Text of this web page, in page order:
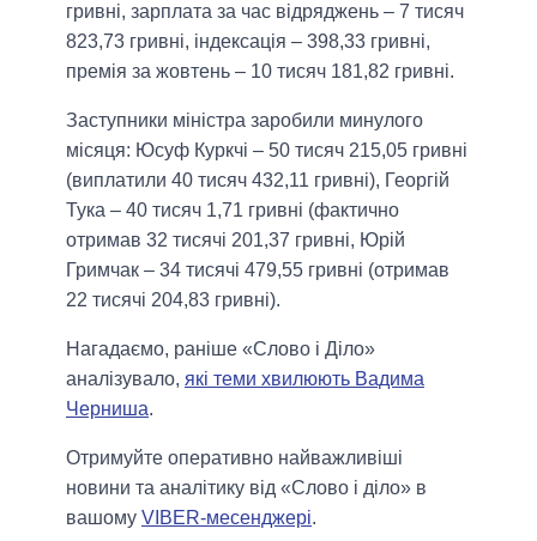
гривні, зарплата за час відряджень – 7 тисяч
823,73 гривні, індексація – 398,33 гривні,
премія за жовтень – 10 тисяч 181,82 гривні.
Заступники міністра заробили минулого
місяця: Юсуф Куркчі – 50 тисяч 215,05 гривні
(виплатили 40 тисяч 432,11 гривні), Георгій
Тука – 40 тисяч 1,71 гривні (фактично
отримав 32 тисячі 201,37 гривні, Юрій
Гримчак – 34 тисячі 479,55 гривні (отримав
22 тисячі 204,83 гривні).
Нагадаємо, раніше «Слово і Діло»
аналізувало, які теми хвилюють Вадима
Черниша.
Отримуйте оперативно найважливіші
новини та аналітику від «Слово і діло» в
вашому VIBER-месенджері.